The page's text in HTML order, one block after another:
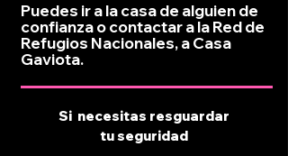
Puedes ir a la casa de alguien de
confianza o contactar a la Red de
Refugios Nacionales, a Casa
Gaviota.
Si necesitas resguardar
tu seguridad